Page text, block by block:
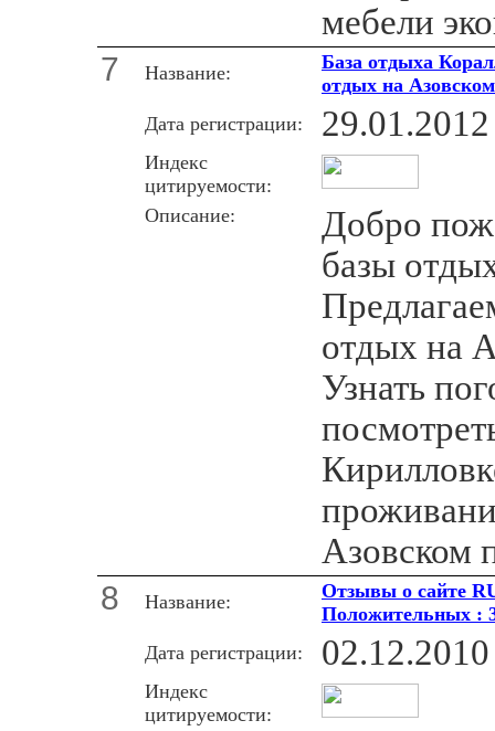
мебели
7 Название:
База отдыха
отдых на
Дата регистрации:
29.01.2012
Индекс
цитируемости:
Описание:
Добро
базы
отдых на
Узнать
Азовском
8 Название:
Отзывы о сайте
Положительных :
Дата регистрации:
02.12.2010
Индекс
цитируемости: